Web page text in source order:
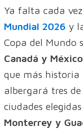
Ya falta cada
Mundial 2026 y
Copa del Mundo
Canadá y México
que más historia
albergará tres
ciudades
Monterrey y